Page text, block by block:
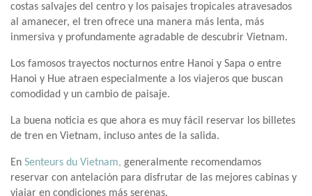
costas salvajes del centro y los paisajes tropicales atravesados
al amanecer, el tren ofrece una manera más lenta, más
inmersiva y profundamente agradable de descubrir Vietnam.
Los famosos trayectos nocturnos entre Hanoi y Sapa o entre
Hanoi y Hue atraen especialmente a los viajeros que buscan
comodidad y un cambio de paisaje.
La buena noticia es que ahora es muy fácil reservar los billetes
de tren en Vietnam, incluso antes de la salida.
En Senteurs du Vietnam, generalmente recomendamos
reservar con antelación para disfrutar de las mejores cabinas y
viajar en condiciones más serenas.